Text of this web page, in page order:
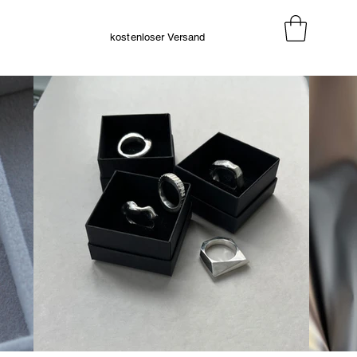
kostenloser Versand